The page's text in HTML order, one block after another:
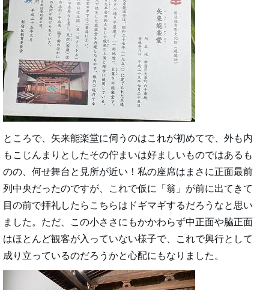
ところで、矢来能楽堂に伺うのはこれが初めてで、外も内
もこじんまりとしたその佇まいは好ましいものではあるも
のの、何せ舞台と見所が近い！私の座席はまさに正面最前
列中央だったのですが、これで仮に「翁」が前に出てきて
目の前で拝礼したらこちらはドギマギするだろうなと思い
ました。ただ、この小ささにもかかわらず中正面や脇正面
はほとんど観客が入っていない様子で、これで興行として
成り立っているのだろうかと心配にもなりました。